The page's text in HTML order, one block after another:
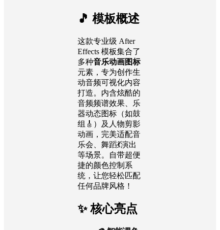
🎵 模板概述
这款专业级 After
Effects 模板集合了
多种音乐动画图标
元素，专为创作生
动音频可视化内容
打造。内含炫酷的
音频频谱效果、乐
器动态图标（如鼓
组🎸）及人物剪影
动画，完美适配音
乐会、舞蹈💃演出
等场景。自带超便
捷的颜色控制系
统，让您轻松匹配
任何品牌风格！
✨ 核心亮点